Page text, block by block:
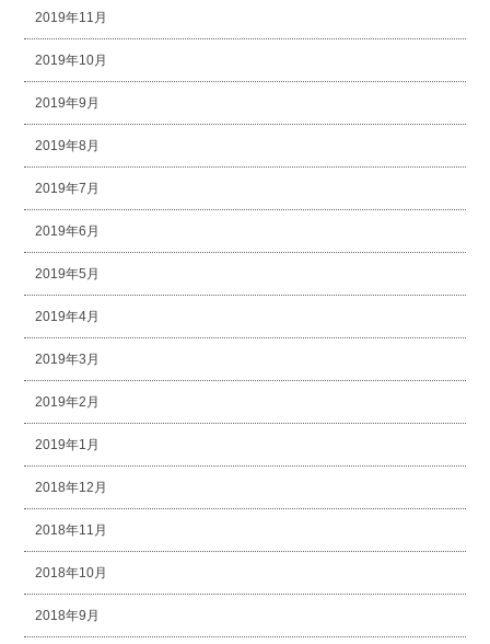
2019年11月
2019年10月
2019年9月
2019年8月
2019年7月
2019年6月
2019年5月
2019年4月
2019年3月
2019年2月
2019年1月
2018年12月
2018年11月
2018年10月
2018年9月